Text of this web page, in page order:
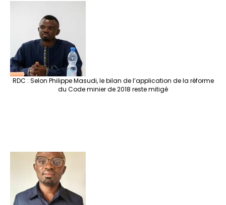
RDC : Selon Philippe Masudi, le bilan de l’application de la réforme
du Code minier de 2018 reste mitigé